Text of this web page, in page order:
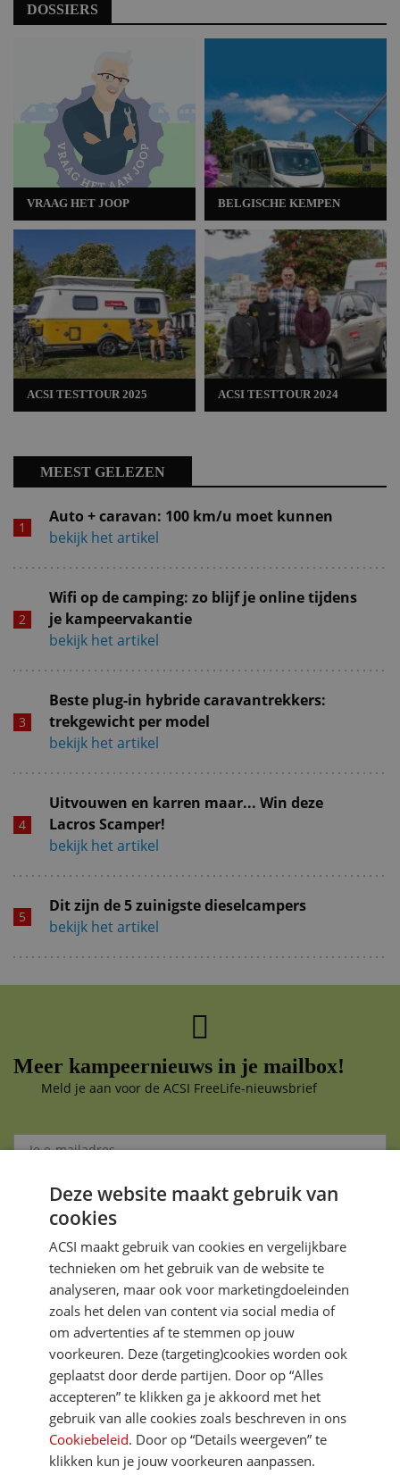
DOSSIERS
VRAAG HET JOOP
ACSI TESTTOUR 2025
BELGISCHE KEMPEN
ACSI TESTTOUR 2024
MEEST GELEZEN
Auto + caravan: 100 km/u moet kunnen
bekijk het artikel
Wifi op de camping: zo blijf je online tijdens
je kampeervakantie
bekijk het artikel
Beste plug-in hybride caravantrekkers:
trekgewicht per model
bekijk het artikel
Uitvouwen en karren maar... Win deze
Lacros Scamper!
bekijk het artikel
Dit zijn de 5 zuinigste dieselcampers
bekijk het artikel
Meer kampeernieuws in je mailbox!
Meld je aan voor de ACSI FreeLife-nieuwsbrief
Aanmelden
Je gegevens zijn veilig en worden niet gedeeld met anderen
DIRECT NAAR
MEER ACSI FREELIFE
Deze website maakt gebruik van
cookies
ACSI maakt gebruik van cookies en vergelijkbare
technieken om het gebruik van de website te
analyseren, maar ook voor marketingdoeleinden
zoals het delen van content via social media of
om advertenties af te stemmen op jouw
voorkeuren. Deze (targeting)cookies worden ook
geplaatst door derde partijen. Door op “Alles
accepteren” te klikken ga je akkoord met het
gebruik van alle cookies zoals beschreven in ons
Cookiebeleid. Door op “Details weergeven” te
klikken kun je jouw voorkeuren aanpassen.